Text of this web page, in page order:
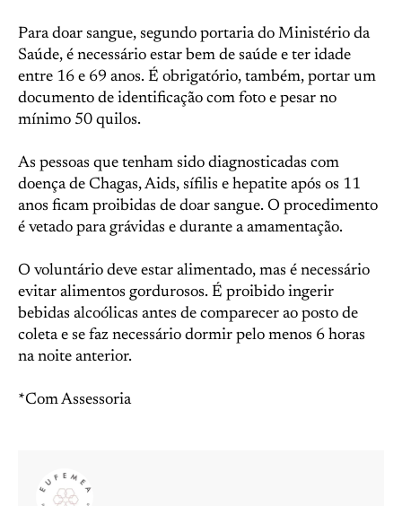
Para doar sangue, segundo portaria do Ministério da
Saúde, é necessário estar bem de saúde e ter idade
entre 16 e 69 anos. É obrigatório, também, portar um
documento de identificação com foto e pesar no
mínimo 50 quilos.
As pessoas que tenham sido diagnosticadas com
doença de Chagas, Aids, sífilis e hepatite após os 11
anos ficam proibidas de doar sangue. O procedimento
é vetado para grávidas e durante a amamentação.
O voluntário deve estar alimentado, mas é necessário
evitar alimentos gordurosos. É proibido ingerir
bebidas alcoólicas antes de comparecer ao posto de
coleta e se faz necessário dormir pelo menos 6 horas
na noite anterior.
*Com Assessoria